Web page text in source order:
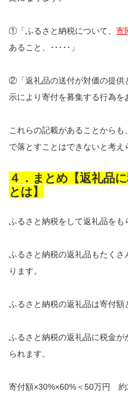
①「ふるさと納税について、 寄
あること、･････」
②「返礼品の送付が対価の提供
示により寄付を募集する行為を
これらの記載があることから
で落とすことはできないと考え
４．まとめ【返礼品
とは】
ふるさと納税をして返礼品をも
ふるさと納税の返礼品もたく
ります。
ふるさと納税の返礼品は寄付額
ふるさと納税の返礼品に税金が
られます。
寄付額×30%×60%＜50万円 約